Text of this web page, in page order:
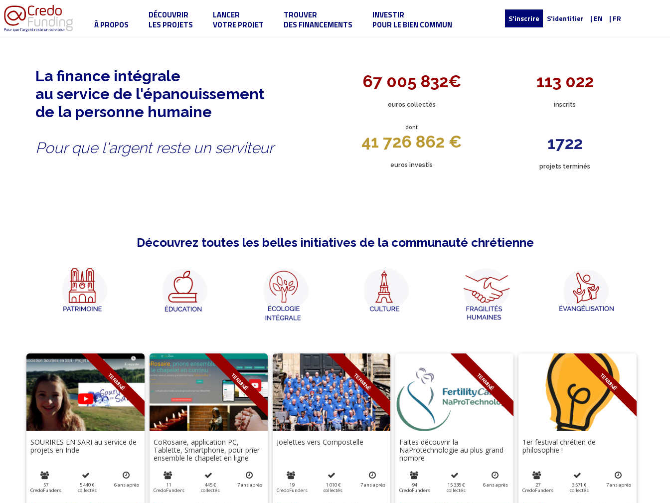
S'inscrire S'identifier | EN | FR
À PROPOS
DÉCOUVRIR
LES PROJETS
LANCER
VOTRE PROJET
TROUVER
DES FINANCEMENTS
INVESTIR
POUR LE BIEN COMMUN
La finance intégrale
au service de l'épanouissement
de la personne humaine
Pour que l'argent reste un serviteur
67 005 832€
euros collectés
dont
41 726 862 €
euros investis
113 022
inscrits
1722
projets terminés
Découvrez toutes les belles initiatives de la communauté chrétienne
TERMINÉ
SOURIRES EN SARI au service de
projets en Inde
57
CredoFunders
5 440 €
collectés
6ansaprès
TERMINÉ
CoRosaire, application PC,
Tablette, Smartphone, pour prier
ensemble le chapelet en ligne
11
CredoFunders
445 €
collectés
7ansaprès
TERMINÉ
Joëlettes vers Compostelle
19
CredoFunders
1 010 €
collectés
7ansaprès
TERMINÉ
Faites découvrir la
NaProtechnologie au plus grand
nombre
94
CredoFunders
15 338 €
collectés
6ansaprès
TERMINÉ
1er festival chrétien de
philosophie !
27
CredoFunders
3 571 €
collectés
7ansaprès